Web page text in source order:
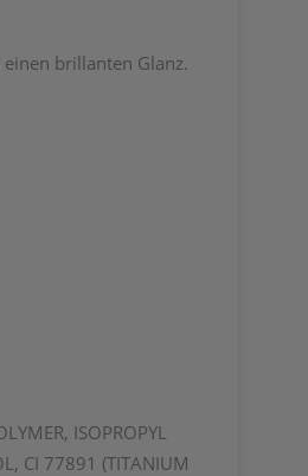
brillanten Glanz.
ISOPROPYL
CI 77891 (TITANIUM